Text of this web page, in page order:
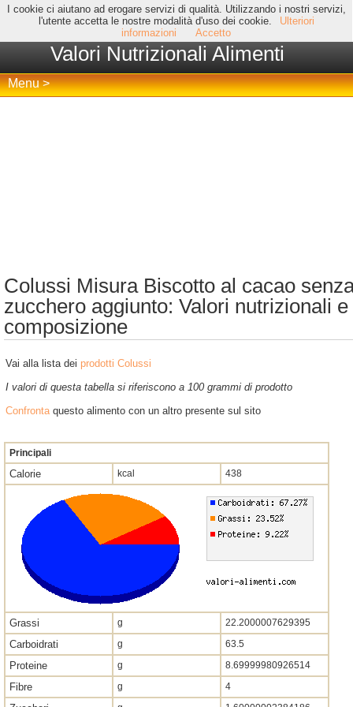
I cookie ci aiutano ad erogare servizi di qualità. Utilizzando i nostri servizi,
l'utente accetta le nostre modalità d'uso dei cookie.
Ulteriori
informazioni
Accetto
Valori Nutrizionali Alimenti
Menu >
Colussi Misura Biscotto al cacao
zucchero aggiunto: Valori nutrizionali e
composizione
Vai alla lista dei prodotti Colussi
I valori di questa tabella si riferiscono a 100 grammi di prodotto
Confrontaquesto alimento con un altro presente sul sito
Principali
Calorie kcal 438
Grassi g 22.2000007629395
Carboidrati g 63.5
Proteine g 8.69999980926514
Fibre g 4